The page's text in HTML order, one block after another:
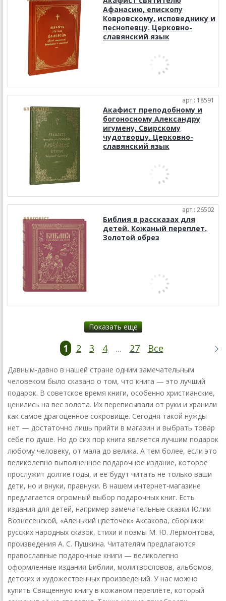
Афанасию, епископу
Ковровскому, исповеднику и
песнопевцу. Церковно-
славянский язык
арт.: 18591
Акафист преподобному и
богоносному Александру
игумену, Свирскому
чудотворцу. Церковно-
славянский язык
арт.: 26502
Библия в рассказах для
детей. Кожаный переплет.
Золотой обрез
Показать еще
1 2 3 4 ... 27 Все
Давным-давно в нашей стране одним замечательным
человеком было сказано о том, что книга — это лучший
подарок. В советское время книги, особенно христианские,
ценились на вес золота. Их переписывали от руки и хранили
как самое драгоценное сокровище. Сегодня такой нужды
нет — достаточно лишь прийти в магазин и выбрать товар
себе по душе. Но до сих пор книга является лучшим подарок
любому человеку, от мала до велика. А тем более, если это
великолепно выполненное подарочное издание, которое
прослужит долгие годы, и её будут читать не только ваши
дети, но и внуки, правнуки. В нашем интернет-магазине
предлагается огромный выбор подарочных книг. Есть
издания для детей, например замечательные сказки Юлии
Вознесенской, «Аленький цветочек» Аксакова, сборники
русских народных сказок, стихи и поэмы М. Ю. Лермонтова,
произведения А. С. Пушкина. Читателям предлагаются
православные подарочные книги — великолепно
оформленные издания Библии, молитвословов, альбомов,
детских и художественных произведений. У нас можно
купить Священную книгу в кожаном переплёте, который